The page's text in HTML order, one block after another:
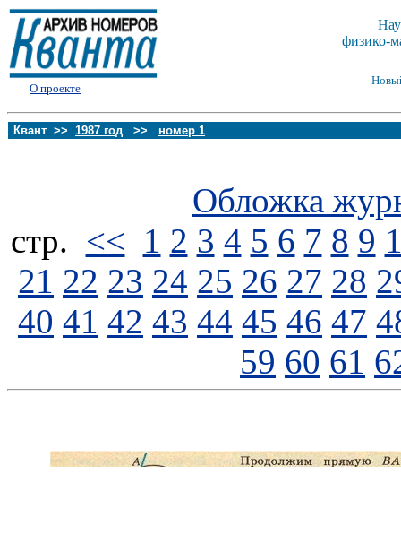
О проекте
физико-
Квант >> 1987 год >> номер 1
Обложка
стp. << 1 2 3 4 5 6 7 8 9
21 22 23 24 25 26 27 28
40 41 42 43 44 45 46 47
59 60 61